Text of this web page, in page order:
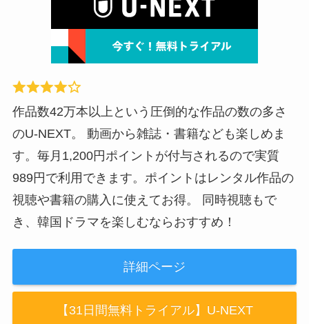
作品数42万本以上という圧倒的な作品の数の多さ
のU-NEXT。 動画から雑誌・書籍なども楽しめま
す。毎月1,200円ポイントが付与されるので実質
989円で利用できます。ポイントはレンタル作品の
視聴や書籍の購入に使えてお得。 同時視聴もで
き、韓国ドラマを楽しむならおすすめ！
詳細ページ
【31日間無料トライアル】U-NEXT